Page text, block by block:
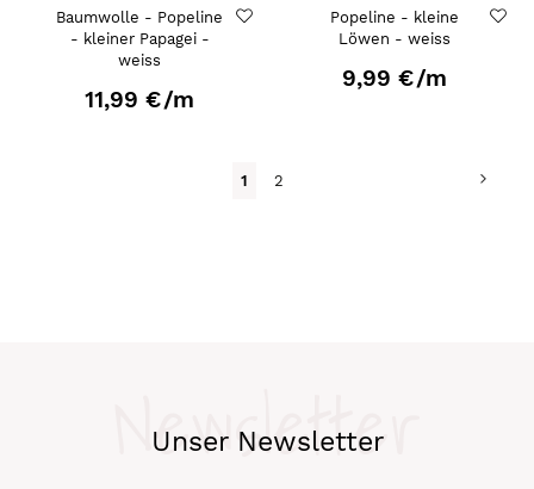
Baumwolle - Popeline
- kleiner Papagei -
weiss
11,99 €/m
Popeline - kleine
Löwen - weiss
9,99 €/m
Du
1 Seite
2
Unser Newsletter
Newsletter